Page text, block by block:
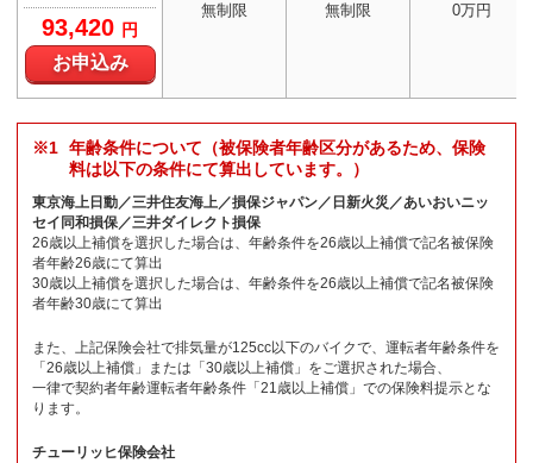
93,420 円
お申込み
無制限 無制限 0万円
年齢条件について（被保険者年齢区分があるため、保険
料は以下の条件にて算出しています。）
東京海上日動／三井住友海上／損保ジャパン／日新火災／あいおいニッ
セイ同和損保／三井ダイレクト損保
26歳以上補償を選択した場合は、年齢条件を26歳以上補償で記名被保険
者年齢26歳にて算出
30歳以上補償を選択した場合は、年齢条件を26歳以上補償で記名被保険
者年齢30歳にて算出
また、上記保険会社で排気量が125cc以下のバイクで、運転者年齢条件を
「26歳以上補償」または「30歳以上補償」をご選択された場合、
一律で契約者年齢運転者年齢条件「21歳以上補償」での保険料提示とな
ります。
チューリッヒ保険会社